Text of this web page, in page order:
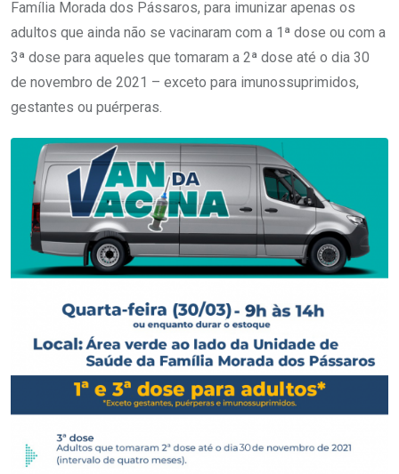
Família Morada dos Pássaros, para imunizar apenas os
adultos que ainda não se vacinaram com a 1ª dose ou com a
3ª dose para aqueles que tomaram a 2ª dose até o dia 30
de novembro de 2021 – exceto para imunossuprimidos,
gestantes ou puérperas.